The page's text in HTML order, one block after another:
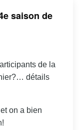
saison de
de la
détails
on a bien